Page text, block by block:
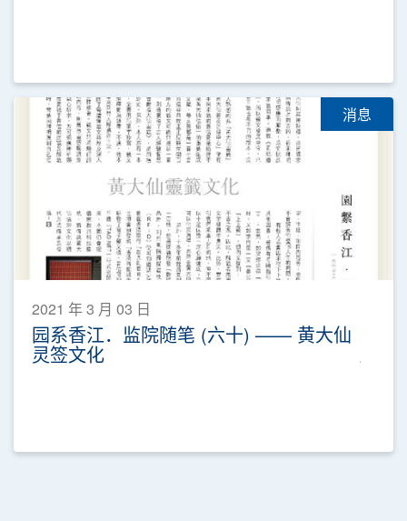
消息
2021 年 3 月 03 日
园系香江．监院随笔 (六十) —— 黄大仙
灵签文化